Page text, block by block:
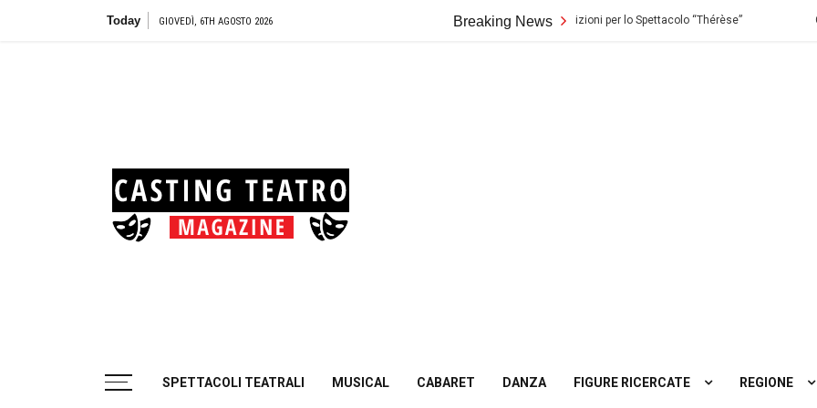
Today GIOVEDÌ, 6TH AGOSTO 2026 Breaking News
Teatro Biondo di Palermo: Audizioni per lo Spettacolo “Thérèse” Casting in
SPETTACOLI TEATRALI MUSICAL CABARET DANZA FIGURE RICERCATE REGIONE